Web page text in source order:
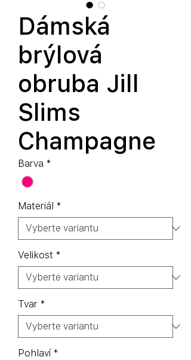
Dámská
brýlová
obruba Jill
Slims
Champagne
Barva *
Materiál *
Velikost *
Tvar *
Pohlaví *